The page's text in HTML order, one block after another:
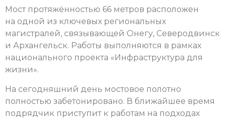
Мост протяжённостью 66 метров расположен
на одной из ключевых региональных
магистралей, связывающей Онегу, Северодвинск
и Архангельск. Работы выполняются в рамках
национального проекта «Инфраструктура для
жизни».
На сегодняшний день мостовое полотно
полностью забетонировано. В ближайшее время
подрядчик приступит к работам на подходах